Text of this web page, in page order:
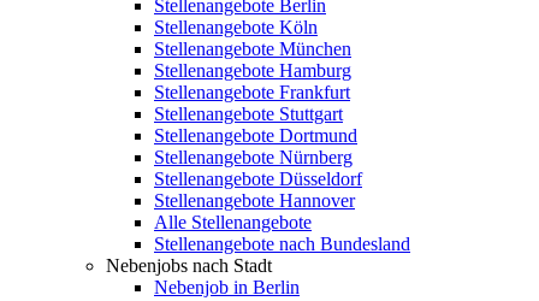
Stellenangebote Berlin
Stellenangebote Köln
Stellenangebote München
Stellenangebote Hamburg
Stellenangebote Frankfurt
Stellenangebote Stuttgart
Stellenangebote Dortmund
Stellenangebote Nürnberg
Stellenangebote Düsseldorf
Stellenangebote Hannover
Alle Stellenangebote
Stellenangebote nach Bundesland
Nebenjobs nach Stadt
Nebenjob in Berlin